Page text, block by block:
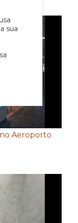
sua
Aeroporto